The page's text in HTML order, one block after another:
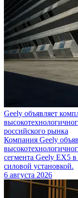
Geely объявляет
российского рынка
Компания Geely
сегмента Geely EX5
силовой установкой.
6 августа 2026